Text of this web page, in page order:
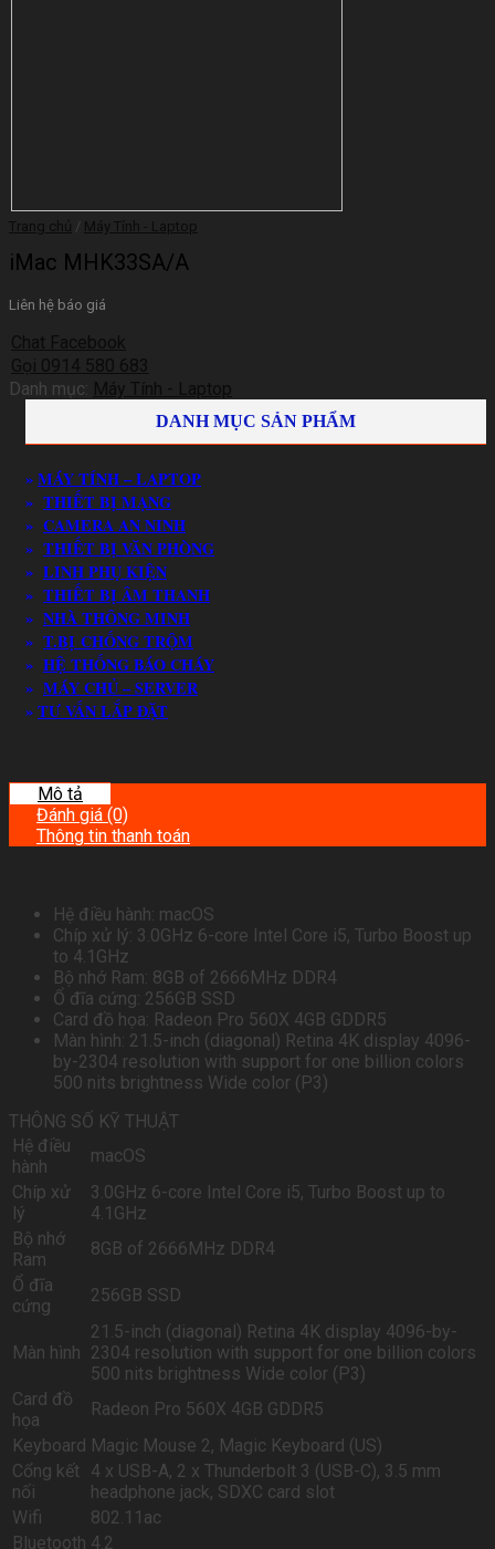
Trang chủ / Máy Tính - Laptop
iMac MHK33SA/A
Liên hệ báo giá
Chat Facebook
Gọi 0914 580 683
Danh mục: Máy Tính - Laptop
DANH MỤC SẢN PHẨM
»MÁY TÍNH – LAPTOP
» THIẾT BỊ MẠNG
» CAMERA AN NINH
» THIẾT BỊ VĂN PHÒNG
» LINH PHỤ KIỆN
» THIẾT BỊ ÂM THANH
» NHÀ THÔNG MINH
» T.BỊ CHỐNG TRỘM
» HỆ THỐNG BÁO CHÁY
» MÁY CHỦ – SERVER
»TƯ VẤN LẮP ĐẶT
Mô tả
Đánh giá (0)
Thông tin thanh toán
Hệ điều hành: macOS
Chíp xử lý: 3.0GHz 6-core Intel Core i5, Turbo Boost up
to 4.1GHz
Bộ nhớ Ram: 8GB of 2666MHz DDR4
Ổ đĩa cứng: 256GB SSD
Card đồ họa: Radeon Pro 560X 4GB GDDR5
Màn hình: 21.5-inch (diagonal) Retina 4K display 4096-
by-2304 resolution with support for one billion colors
500 nits brightness Wide color (P3)
THÔNG SỐ KỸ THUẬT
Hệ điều
hành
macOS
Chíp xử
lý
3.0GHz 6-core Intel Core i5, Turbo Boost up to
4.1GHz
Bộ nhớ
Ram
8GB of 2666MHz DDR4
Ổ đĩa
cứng
256GB SSD
Màn hình
21.5-inch (diagonal) Retina 4K display 4096-by-
2304 resolution with support for one billion colors
500 nits brightness Wide color (P3)
Card đồ
họa
Radeon Pro 560X 4GB GDDR5
Keyboard Magic Mouse 2, Magic Keyboard (US)
Cổng kết
nối
4 x USB-A, 2 x Thunderbolt 3 (USB-C), 3.5 mm
headphone jack, SDXC card slot
Wifi
802.11ac
Bluetooth 4.2